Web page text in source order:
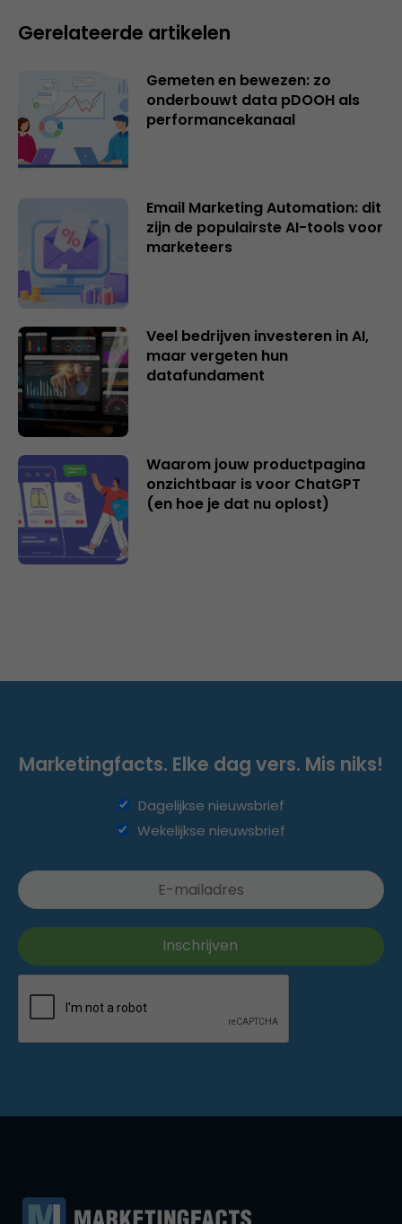
Gerelateerde artikelen
Gemeten en bewezen: zo
onderbouwt data pDOOH als
performancekanaal
Email Marketing Automation: dit
zijn de populairste AI-tools voor
marketeers
Veel bedrijven investeren in AI,
maar vergeten hun
datafundament
Waarom jouw productpagina
onzichtbaar is voor ChatGPT
(en hoe je dat nu oplost)
Marketingfacts. Elke dag vers. Mis niks!
Dagelijkse nieuwsbrief
Wekelijkse nieuwsbrief